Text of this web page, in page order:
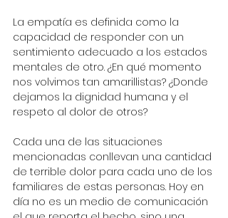
La empatía es definida como la
capacidad de responder con un
sentimiento adecuado a los estados
mentales de otro. ¿En qué momento
nos volvimos tan amarillistas? ¿Donde
dejamos la dignidad humana y el
respeto al dolor de otros?
Cada una de las situaciones
mencionadas conllevan una cantidad
de terrible dolor para cada uno de los
familiares de estas personas. Hoy en
día no es un medio de comunicación